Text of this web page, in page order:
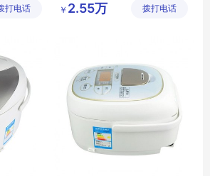
材有限公
打电话
军霞跑步机
材有限公
￥ 2.55万 拨打电话